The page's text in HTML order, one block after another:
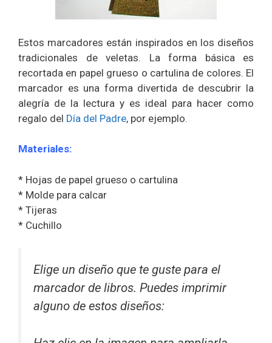
Estos marcadores están inspirados en los diseños
tradicionales de veletas. La forma básica es
recortada en papel grueso o cartulina de colores. El
marcador es una forma divertida de descubrir la
alegría de la lectura y es ideal para hacer como
regalo del Día del Padre, por ejemplo.
Materiales:
* Hojas de papel grueso o cartulina
* Molde para calcar
* Tijeras
* Cuchillo
Elige un diseño que te guste para el
marcador de libros. Puedes imprimir
alguno de estos diseños: